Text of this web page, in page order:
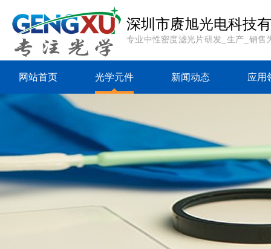
深圳市赓旭光电科技
专业中性密度滤光片研发_生产_销售
网站首页 光学元件
{sdcms:rp top="0"
table="sd_category"
where="followid=
[sdcms_rp] and
新闻动态
table="sd_category"
where="followid=
[sdcms_rp] and
ismenu=1"
应用